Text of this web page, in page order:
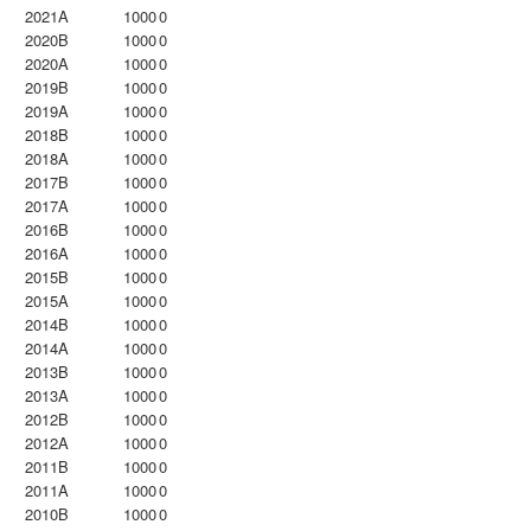
2021A
10000
2020B
10000
2020A
10000
2019B
10000
2019A
10000
2018B
10000
2018A
10000
2017B
10000
2017A
10000
2016B
10000
2016A
10000
2015B
10000
2015A
10000
2014B
10000
2014A
10000
2013B
10000
2013A
10000
2012B
10000
2012A
10000
2011B
10000
2011A
10000
2010B
10000